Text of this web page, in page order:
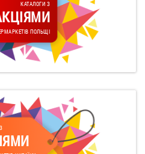
КАТАЛОГИ З
ПОЛЬЩІ